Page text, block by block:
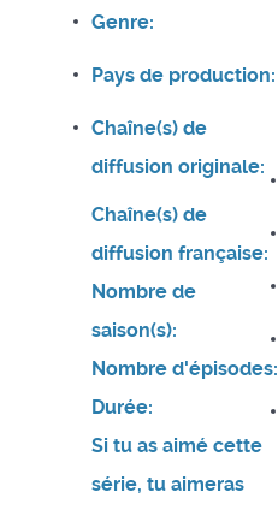
Genre:
Pays de production:
Chaîne(s) de
diffusion originale:
Chaîne(s) de
diffusion française:
Nombre de
saison(s):
Nombre d'épisodes:
Durée:
Si tu as aimé cette
série, tu aimeras